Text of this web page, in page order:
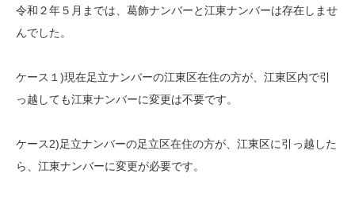
令和２年５月までは、葛飾ナンバーと江東ナンバーは存在しませ
んでした。
ケース１)現在足立ナンバーの江東区在住の方が、江東区内で引
っ越しても江東ナンバーに変更は不要です。
ケース2)足立ナンバーの足立区在住の方が、江東区に引っ越した
ら、江東ナンバーに変更が必要です。